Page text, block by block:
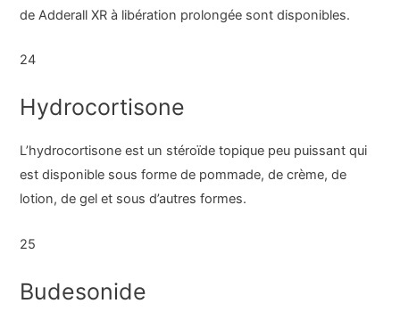
de Adderall XR à libération prolongée sont disponibles.
24
Hydrocortisone
L’hydrocortisone est un stéroïde topique peu puissant qui
est disponible sous forme de pommade, de crème, de
lotion, de gel et sous d’autres formes.
25
Budesonide